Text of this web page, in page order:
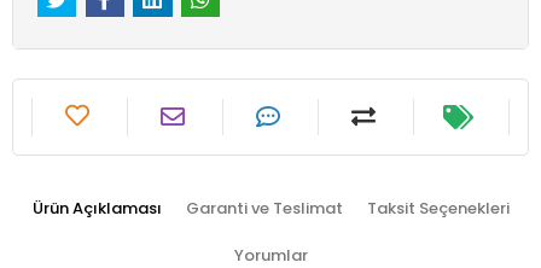
Ürün Açıklaması Garanti ve Teslimat Taksit Seçenekleri
Yorumlar